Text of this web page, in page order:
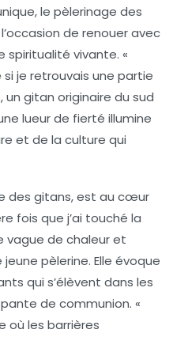
le pèlerinage des
de renouer avec
spiritualité vivante. «
si je retrouvais une partie
gitan originaire du sud
lueur de fierté illumine
et de la culture qui
des gitans, est au cœur
fois que j’ai touché la
vague de chaleur et
pèlerine. Elle évoque
qui s’élèvent dans les
de communion. «
où les barrières